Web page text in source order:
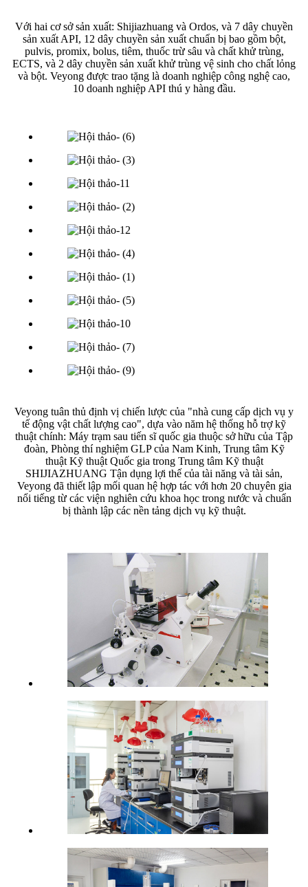
Với hai cơ sở sản xuất: Shijiazhuang và Ordos, và 7 dây chuyền
sản xuất API, 12 dây chuyền sản xuất chuẩn bị bao gồm bột,
pulvis, promix, bolus, tiêm, thuốc trừ sâu và chất khử trùng,
ECTS, và 2 dây chuyền sản xuất khử trùng vệ sinh cho chất lỏng
và bột. Veyong được trao tặng là doanh nghiệp công nghệ cao,
10 doanh nghiệp API thú y hàng đầu.
Veyong tuân thủ định vị chiến lược của "nhà cung cấp dịch vụ y
tế động vật chất lượng cao", dựa vào năm hệ thống hỗ trợ kỹ
thuật chính: Máy trạm sau tiến sĩ quốc gia thuộc sở hữu của Tập
đoàn, Phòng thí nghiệm GLP của Nam Kinh, Trung tâm Kỹ
thuật Kỹ thuật Quốc gia trong Trung tâm Kỹ thuật
SHIJIAZHUANG Tận dụng lợi thế của tài năng và tài sản,
Veyong đã thiết lập mối quan hệ hợp tác với hơn 20 chuyên gia
nổi tiếng từ các viện nghiên cứu khoa học trong nước và chuẩn
bị thành lập các nền tảng dịch vụ kỹ thuật.